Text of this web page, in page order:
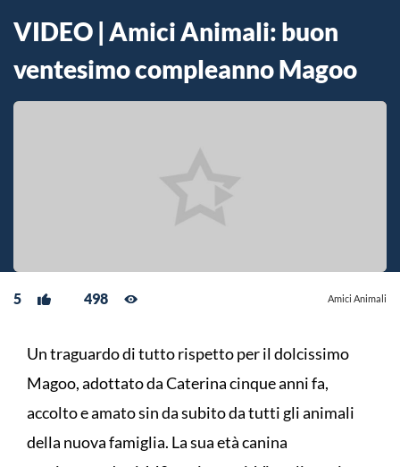
VIDEO | Amici Animali: buon
ventesimo compleanno Magoo
5 498 Amici Animali
Un traguardo di tutto rispetto per il dolcissimo
Magoo, adottato da Caterina cinque anni fa,
accolto e amato sin da subito da tutti gli animali
della nuova famiglia. La sua età canina